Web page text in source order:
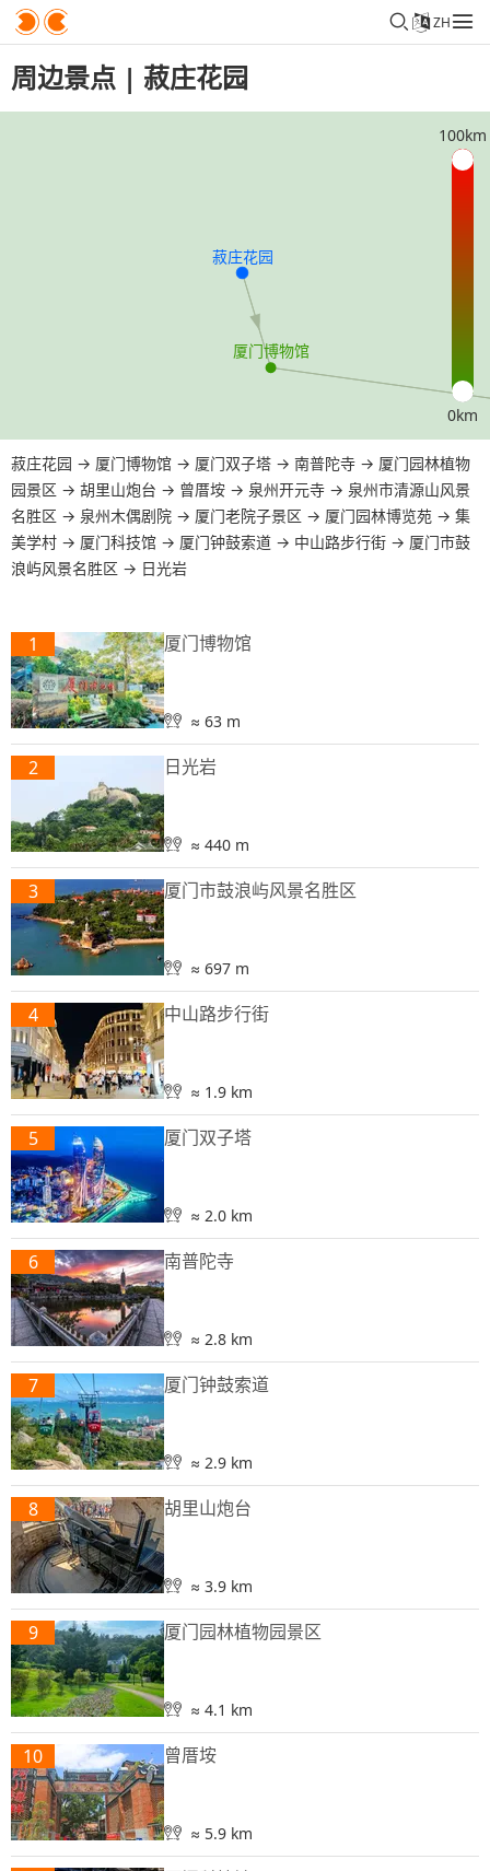
ZH
周边景点 | 菽庄花园
100km
0km
菽庄花园 → 厦门博物馆 → 厦门双子塔 → 南普陀寺 → 厦门园林植物
园景区 → 胡里山炮台 → 曾厝垵 → 泉州开元寺 → 泉州市清源山风景
名胜区 → 泉州木偶剧院 → 厦门老院子景区 → 厦门园林博览苑 → 集
美学村 → 厦门科技馆 → 厦门钟鼓索道 → 中山路步行街 → 厦门市鼓
浪屿风景名胜区 → 日光岩
1 厦门博物馆
≈ 63 m
2 日光岩
≈ 440 m
3 厦门市鼓浪屿风景名胜区
≈ 697 m
4 中山路步行街
≈ 1.9 km
5 厦门双子塔
≈ 2.0 km
6 南普陀寺
≈ 2.8 km
7 厦门钟鼓索道
≈ 2.9 km
8 胡里山炮台
≈ 3.9 km
9 厦门园林植物园景区
≈ 4.1 km
10 曾厝垵
≈ 5.9 km